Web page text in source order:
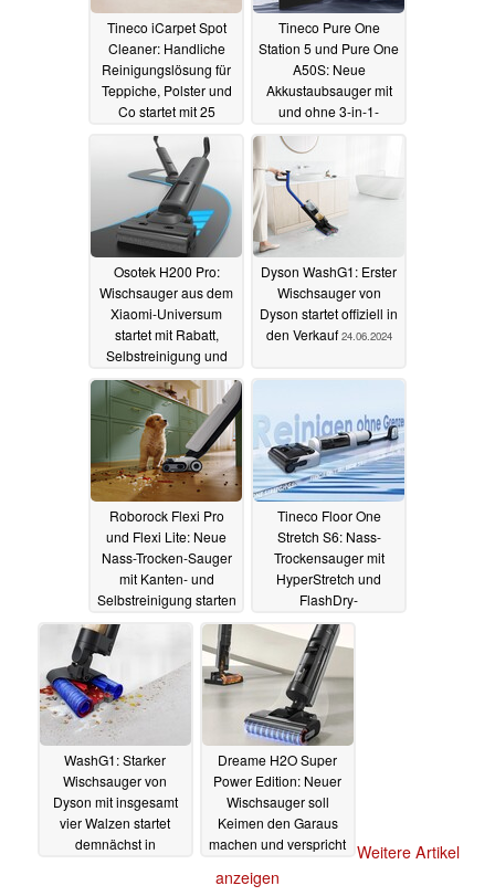
Tineco iCarpet Spot
Cleaner: Handliche
Reinigungslösung für
Teppiche, Polster und
Co startet mit 25
Prozent Rabatt
10.12.2024
Tineco Pure One
Station 5 und Pure One
A50S: Neue
Akkustaubsauger mit
und ohne 3-in-1-
Reinigungsstation
10.10.2024
Osotek H200 Pro:
Wischsauger aus dem
Xiaomi-Universum
startet mit Rabatt,
Selbstreinigung und
Trocknung28.06.2024
Dyson WashG1: Erster
Wischsauger von
Dyson startet offiziell in
den Verkauf 24.06.2024
Roborock Flexi Pro
und Flexi Lite: Neue
Nass-Trocken-Sauger
mit Kanten- und
Selbstreinigung starten
mit Rabatt
13.06.2024
Tineco Floor One
Stretch S6: Nass-
Trockensauger mit
HyperStretch und
FlashDry-
Selbstreinigung startet
mit Rabatt03.06.2024
WashG1: Starker
Wischsauger von
Dyson mit insgesamt
vier Walzen startet
demnächst in
Dreame H2O Super
Power Edition: Neuer
Wischsauger soll
Keimen den Garaus
machen und verspricht
30.04.2024
Weitere Artikel
anzeigen